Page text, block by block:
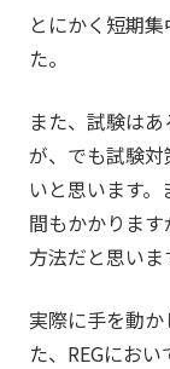
とにかく短期
た。
また、試験は
が、でも試験
いと思います
間もかかりま
方法だと思いま
実際に手を動
た、REGにお